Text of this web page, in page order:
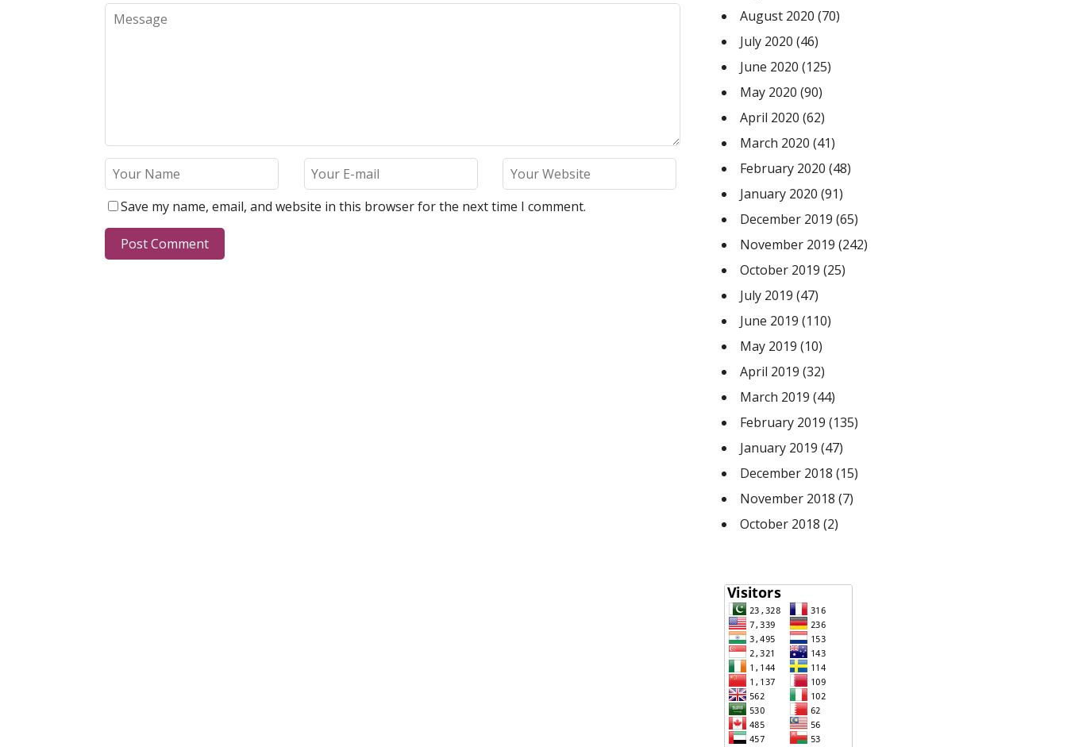
Save my name, email, and website in this browser for the next time I comment.
August 2020 (70)
July 2020 (46)
June 2020 (125)
May 2020 (90)
April 2020 (62)
March 2020 (41)
February 2020 (48)
January 2020 (91)
December 2019 (65)
November 2019 (242)
October 2019 (25)
July 2019 (47)
June 2019 (110)
May 2019 (10)
April 2019 (32)
March 2019 (44)
February 2019 (135)
January 2019 (47)
December 2018 (15)
November 2018 (7)
October 2018 (2)